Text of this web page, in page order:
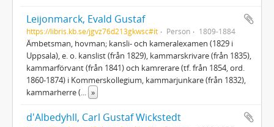
Leijonmarck, Evald Gustaf
https://libris.kb.se/jgvz76d213gkwsc#it Person 1809-1884
Ämbetsman, hovman; kansli- och kameralexamen (1829 i
Uppsala), e. o. kanslist (från 1829), kammarskrivare (från 1835),
kammarförvant (från 1841) och kamrerare (tf. från 1854, ord.
1860-1874) i Kommerskollegium, kammarjunkare (från 1832),
kammarherre (... »
d'Albedyhll, Carl Gustaf Wickstedt